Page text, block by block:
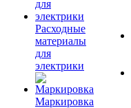
Расходные
материалы
для
электрики
Маркировка